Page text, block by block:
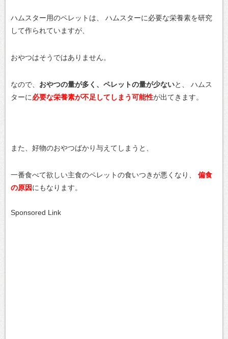
ハムスター用のペレットは、
ハムスターに必要な栄養素を研究
して作られていますが、
おやつはそうではありません。
なので、 おやつの量が多く、ペレットの量が少ないと、
ハムス
ターに必要な栄養素が不足してしまう可能性が出てきます。
また、好物のおやつばかり与えてしまうと、
一番食べて欲しい主食のペレットの食いつきが悪くなり、
偏食
の原因にもなります。
Sponsored Link